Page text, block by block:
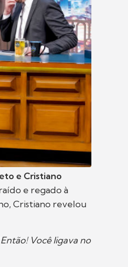
e Cristiano
e regado à
Cristiano revelou
Então! Você ligava no